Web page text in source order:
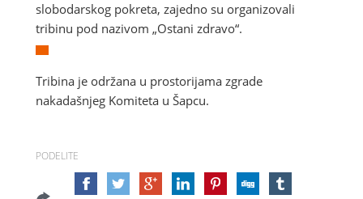
slobodarskog pokreta, zajedno su organizovali
tribinu pod nazivom „Ostani zdravo“.
Tribina je održana u prostorijama zgrade
nakadašnjeg Komiteta u Šapcu.
PODELITE